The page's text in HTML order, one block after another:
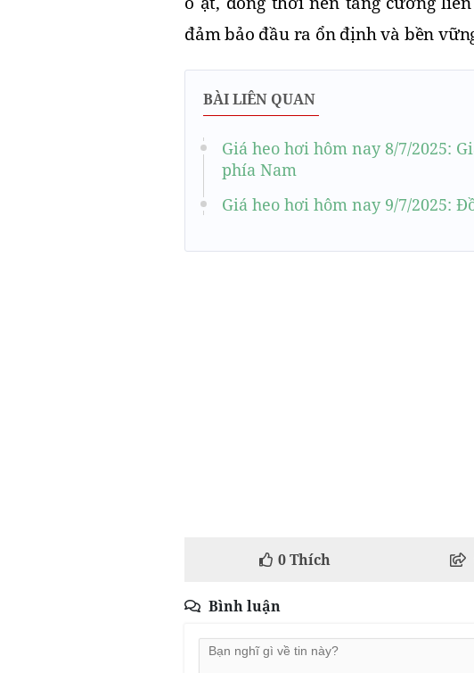
đảm bảo đầu ra ổn định và bền
BÀI LIÊN QUAN
Giá heo hơi hôm nay 8/7/2025:
phía Nam
Giá heo hơi hôm nay 9/7/2025:
0Thích
Bình luận